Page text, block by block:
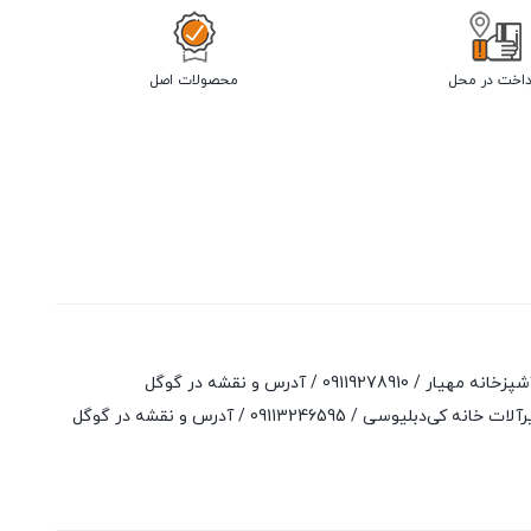
در محل محصولات اصل
مهیار / 09119278910
/آدرس و نقشه در گوگل
خانه کی‌دبلیوسی / 09113246595
/آدرس و نقشه در گوگل